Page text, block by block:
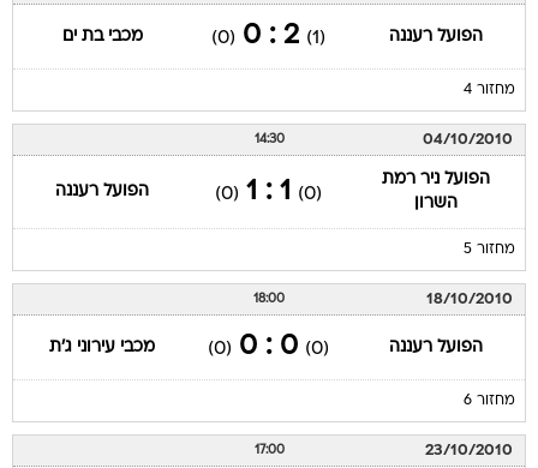
הפועל רעננה (1)
2 : 0
(0) מכבי בת ים
מחזור 4
04/10/2010
14:30
הפועל ניר רמת
השרון
(0)
1 : 1
(0) הפועל רעננה
מחזור 5
18/10/2010
18:00
הפועל רעננה (0)
0 : 0
(0) מכבי עירוני ג'ת
מחזור 6
23/10/2010
17:00